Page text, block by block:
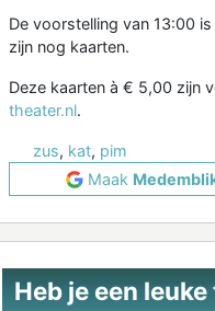
De voorstelling van 13:00
zijn nog kaarten.
Deze kaarten à € 5,00 zijn
theater.nl.
zus, kat, pim
Maak
Heb je een